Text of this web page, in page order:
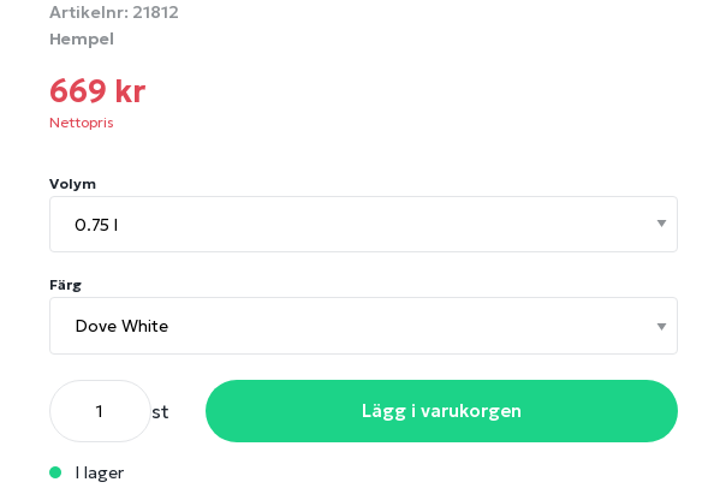
Artikelnr: 21812
Hempel
669 kr
Nettopris
Volym
Färg
st Lägg i varukorgen
i lager